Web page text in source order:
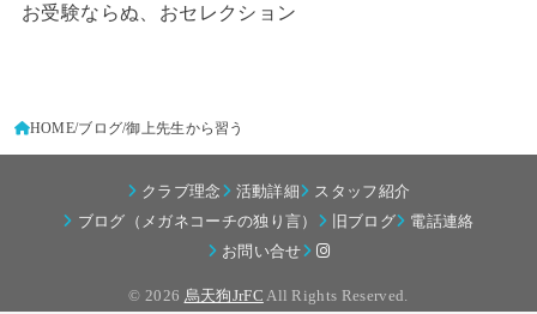
お受験ならぬ、おセレクション
HOME ブログ 御上先生から習う
クラブ理念 活動詳細
スタッフ紹介
ブログ（メガネコーチの独り言）
旧ブログ
電話連絡
お問い合せ
© 2026 烏天狗JrFC All Rights Reserved.